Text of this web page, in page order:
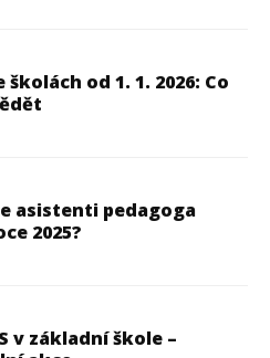
školách od 1. 1. 2026: Co
asistenti pedagoga
2025?
v základní škole –